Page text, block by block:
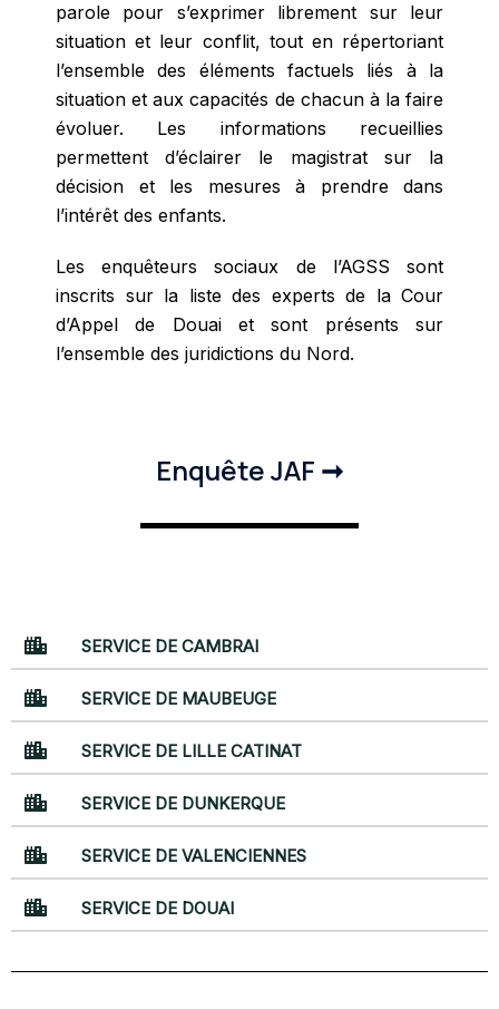
parole pour s’exprimer librement sur leur
situation et leur conflit, tout en répertoriant
l’ensemble des éléments factuels liés à la
situation et aux capacités de chacun à la faire
évoluer. Les informations recueillies
permettent d’éclairer le magistrat sur la
décision et les mesures à prendre dans
l’intérêt des enfants.
Les enquêteurs sociaux de l’AGSS sont
inscrits sur la liste des experts de la Cour
d’Appel de Douai et sont présents sur
l’ensemble des juridictions du Nord.
Enquête JAF ➞
SERVICE DE CAMBRAI
SERVICE DE MAUBEUGE
SERVICE DE LILLE CATINAT
SERVICE DE DUNKERQUE
SERVICE DE VALENCIENNES
SERVICE DE DOUAI